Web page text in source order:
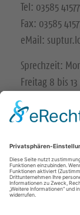
Tel: 03585
Fax: 03585
eMail:
Sprechzeit:
Freitag 8 bis